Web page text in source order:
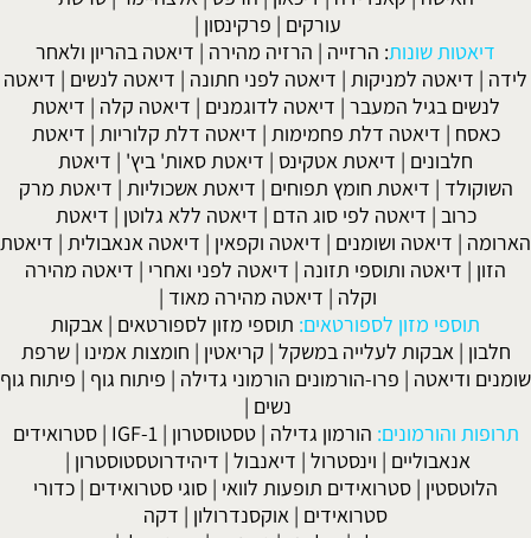
עורקים | פרקינסון |
דיאטות שונות: הרזייה | הרזיה מהירה | דיאטה בהריון ולאחר
לידה | דיאטה למניקות | דיאטה לפני חתונה | דיאטה לנשים | דיאטה
לנשים בגיל המעבר | דיאטה לדוגמנים | דיאטה קלה | דיאטת
כאסח | דיאטה דלת פחמימות | דיאטה דלת קלוריות | דיאטת
חלבונים | דיאטת אטקינס | דיאטת סאות' ביץ' | דיאטת
השוקולד | דיאטת חומץ תפוחים | דיאטת אשכוליות | דיאטת מרק
כרוב | דיאטה לפי סוג הדם | דיאטה ללא גלוטן | דיאטת
הארומה | דיאטה ושומנים | דיאטה וקפאין | דיאטה אנאבולית | דיאטת
הזון | דיאטה ותוספי תזונה | דיאטה לפני ואחרי | דיאטה מהירה
וקלה | דיאטה מהירה מאוד |
תוספי מזון לספורטאים: תוספי מזון לספורטאים | אבקות
חלבון | אבקות לעלייה במשקל | קריאטין | חומצות אמינו |שרפת
שומנים ודיאטה | פרו-הורמונים הורמוני גדילה | פיתוח גוף | פיתוח גוף
נשים |
תרופות והורמונים: הורמון גדילה |טסטוסטרון |
IGF-1
|סטרואידים
אנאבוליים | וינסטרול | דיאנבול | דיהידרוטסטוסטרון |
הלוטסטין | סטרואידים תופעות לוואי | סוגי סטרואידים | כדורי
סטרואידים | אוקסנדרולון | דקה